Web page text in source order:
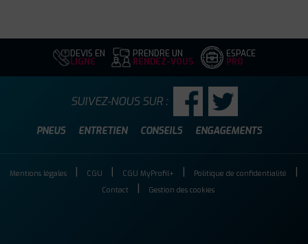
DEVIS EN
LIGNE
PRENDRE UN
RENDEZ-VOUS
ESPACE
PRO
PNEUS ENTRETIEN CONSEILS ENGAGEMENTS
SUIVEZ-NOUS SUR :
Mentions légales CGU CGU MyProfil+
Politique de confidentialité
Contact
Gestion des cookies